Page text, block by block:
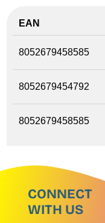
EAN
8052679458585
8052679454792
8052679458585
CONNECT
WITH US